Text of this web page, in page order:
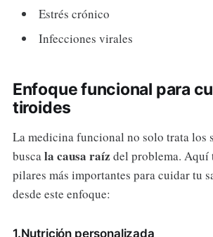
Estrés crónico
Infecciones virales
Enfoque funcional para
tiroides
La medicina funcional no solo trata los
buscala causa raíz del problema. Aquí
pilares más importantes para cuidar tu
desde este enfoque:
1.Nutrición personalizada